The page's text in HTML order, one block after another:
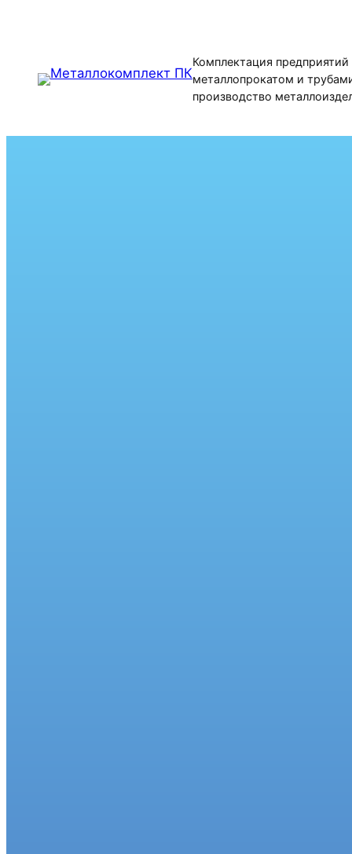
Комплектация предприятий
металлопрокатом и
производство